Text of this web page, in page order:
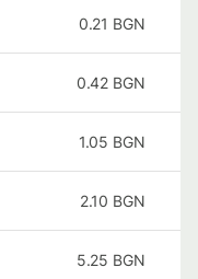
0.21 BGN
0.42 BGN
1.05 BGN
2.10 BGN
5.25 BGN